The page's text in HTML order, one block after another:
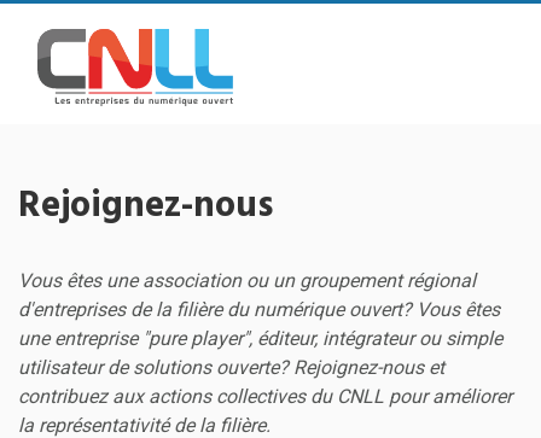
Rejoignez-nous
Vous êtes une association ou un groupement régional
d'entreprises de la filière du numérique ouvert? Vous êtes
une entreprise "pure player", éditeur, intégrateur ou simple
utilisateur de solutions ouverte? Rejoignez-nous et
contribuez aux actions collectives du CNLL pour améliorer
la représentativité de la filière.